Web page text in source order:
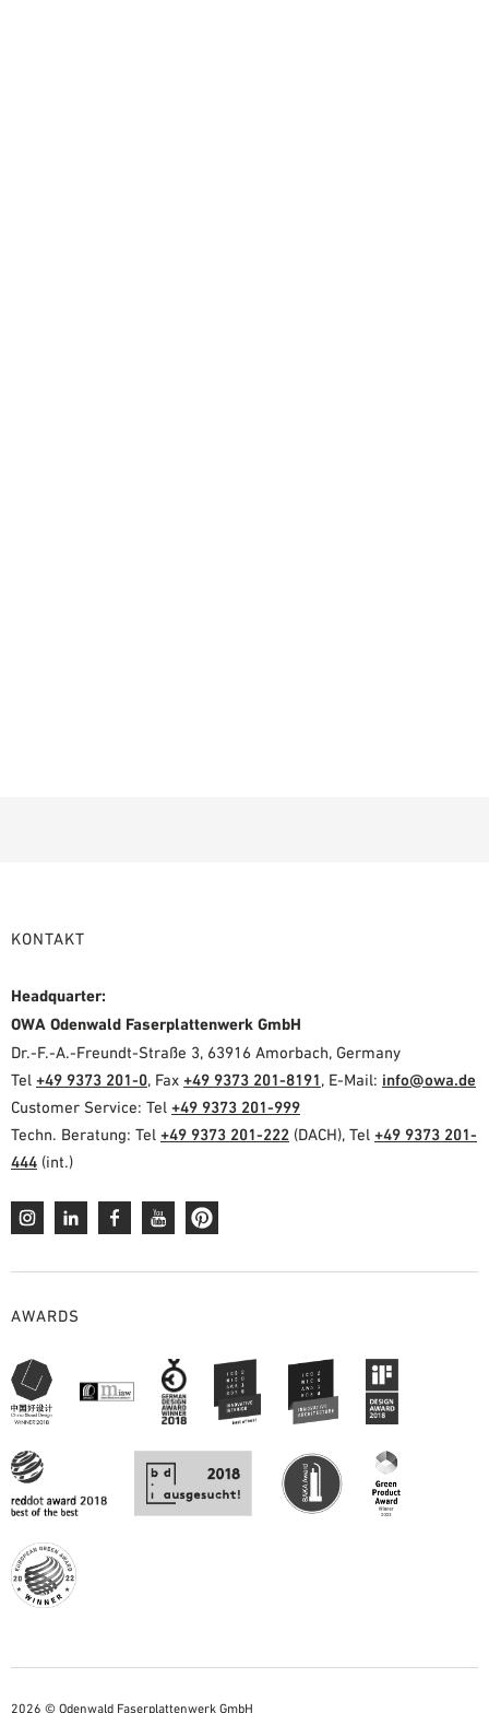
KONTAKT
Headquarter:
OWA Odenwald Faserplattenwerk GmbH
Dr.-F.-A.-Freundt-Straße 3, 63916 Amorbach, Germany
Tel +49 9373 201-0, Fax +49 9373 201-8191, E-Mail: info@owa.de
Customer Service: Tel +49 9373 201-999
Techn. Beratung: Tel +49 9373 201-222 (DACH), Tel +49 9373 201-
444 (int.)
AWARDS
2026 © Odenwald Faserplattenwerk GmbH